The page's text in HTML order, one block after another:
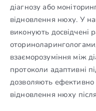
діагнозу або
відновлення нюху. У
виконують досвідчені
взаєморозуміння між
протоколи адаптивні
дозволяють ефективно
відновлення нюху